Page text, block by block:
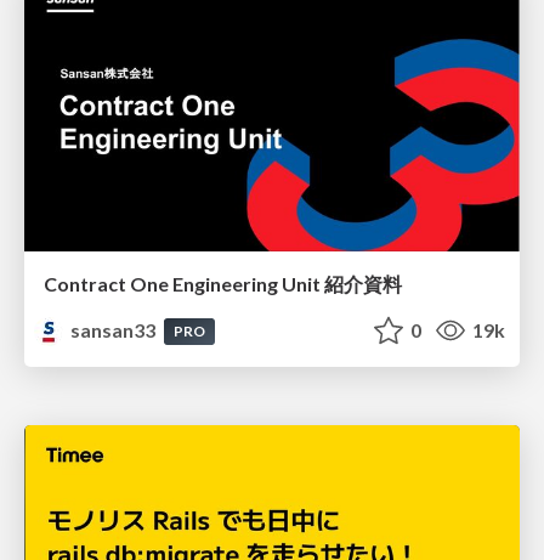
Contract One Engineering Unit 紹介資料
sansan33
PRO 0 19k